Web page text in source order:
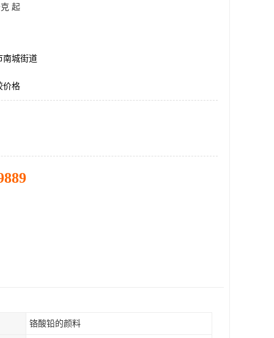
起
南城街道
价格
铬酸铅的颜料